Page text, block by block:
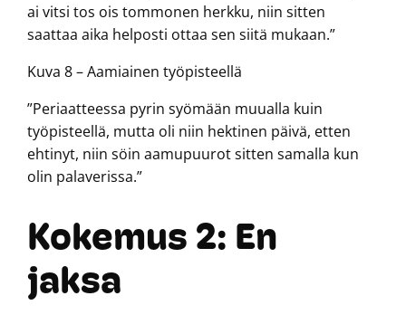
ai vitsi tos ois tommonen herkku, niin sitten
saattaa aika helposti ottaa sen siitä mukaan.”
Kuva 8 – Aamiainen työpisteellä
”Periaatteessa pyrin syömään muualla kuin
työpisteellä, mutta oli niin hektinen päivä, etten
ehtinyt, niin söin aamupuurot sitten samalla kun
olin palaverissa.”
Kokemus 2: En
jaksa